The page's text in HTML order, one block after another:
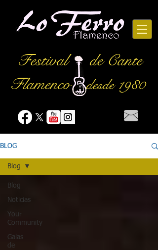
Festival
de Cante
Flamencodesde 1980
BLOG
Blog
Noticias
Your
Community
Galas
de
Blog